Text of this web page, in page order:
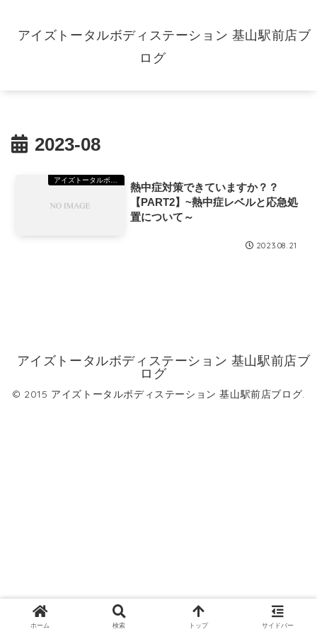
アイズトータルボディステーション 基山駅前店ブ
ログ
2023-08
熱中症対策できていますか？？
【PART2】~熱中症レベルと応急処
置について～
2023.08.21
アイズトータルボディステーション 基山駅前店ブ
ログ
© 2015 アイズトータルボディステーション 基山駅前店ブログ.
ホーム 検索 トップ サイドバー